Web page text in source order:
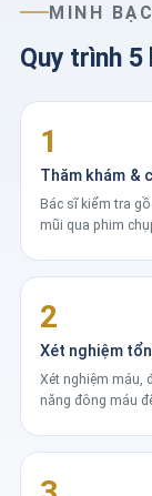
MINH
Quy trình 5
1
Thăm khám &
Bác sĩ kiểm tra
mũi qua phim
2
Xét nghiệm
Xét nghiệm máu,
năng đông máu